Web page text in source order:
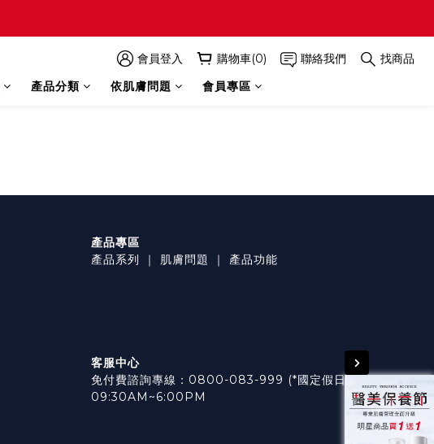
會員登入 購物車(0) 聯絡我們
找商品
產品分類 依肌膚問題 會員專區
產品專區
產品系列
｜ 肌膚問題 ｜ 產品功能
客服中心
免付費諮詢專線：0800-083-999 (*國定假日休息)
09:30AM~6:00PM